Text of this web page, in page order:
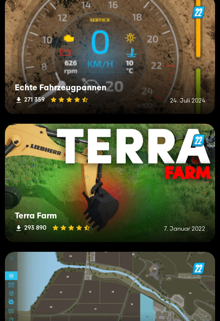
Echte Fahrzeugpannen
271 359 24. Juli 2024
Terra Farm
293 890 7. Januar 2022